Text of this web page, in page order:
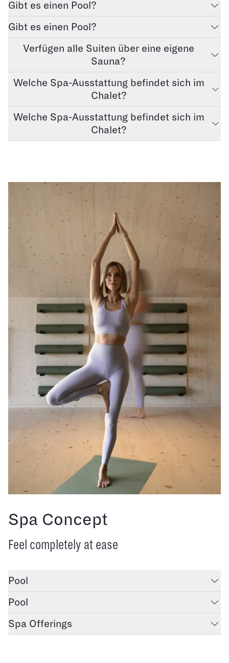
Gibt es einen Pool?
Gibt es einen Pool?
Verfügen alle Suiten über eine eigene
Sauna?
Welche Spa-Ausstattung befindet sich im
Chalet?
Welche Spa-Ausstattung befindet sich im
Chalet?
Spa Concept
Feel completely at ease
Pool
Pool
Spa Offerings